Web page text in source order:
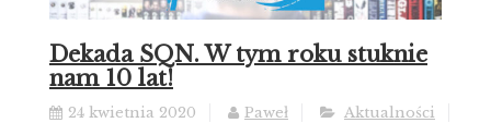
Dekada SQN. W tym roku stuknie
nam 10 lat!
24 kwietnia 2020 Paweł
Aktualności